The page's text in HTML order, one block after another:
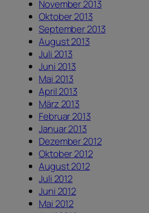
November 2013
Oktober 2013
September 2013
August 2013
Juli 2013
Juni 2013
Mai 2013
April 2013
März 2013
Februar 2013
Januar 2013
Dezember 2012
Oktober 2012
August 2012
Juli 2012
Juni 2012
Mai 2012